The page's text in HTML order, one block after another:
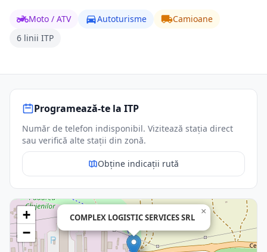
Moto / ATV Autoturisme
Camioane
6 linii ITP
Programează-te la ITP
Număr de telefon indisponibil. Vizitează stația direct
sau verifică alte stații din zonă.
Obține indicații rută
COMPLEX LOGISTIC SERVICES SRL
×
+
−